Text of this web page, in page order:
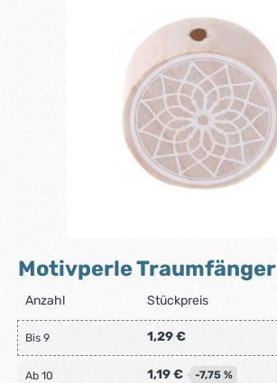
Motivperle Traumfänger
Anzahl Stückpreis
Bis 9 1,29 €
Ab 10 1,19 € -7,75 %